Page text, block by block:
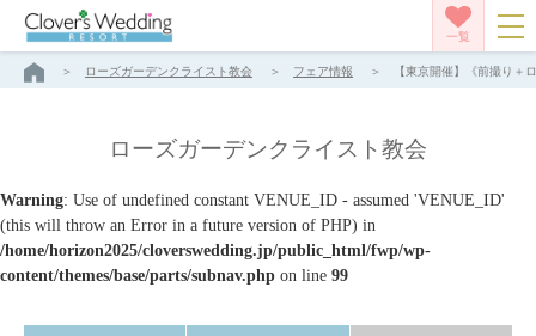
一覧
ローズガーデンクライスト教会 フェア情報 【東京開催】《前撮り＋
ローズガーデンクライスト教会
Warning: Use of undefined constant VENUE_ID - assumed 'VENUE_ID'
(this will throw an Error in a future version of PHP) in
/home/horizon2025/cloverswedding.jp/public_html/fwp/wp-
content/themes/base/parts/subnav.php on line 99